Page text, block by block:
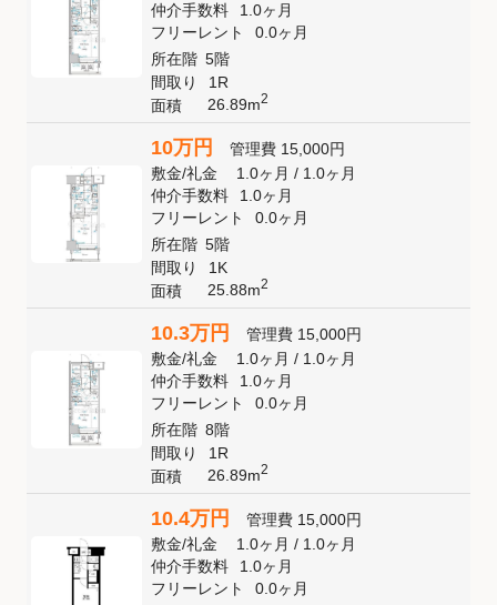
仲介手数料
1.0ヶ月
フリーレント
0.0ヶ月
所在階 5階
間取り
1R
面積
26.89m2
10万円 管理費 15,000円
敷金/礼金 1.0ヶ月/ 1.0ヶ月
仲介手数料
1.0ヶ月
フリーレント
0.0ヶ月
所在階 5階
間取り
1K
面積
25.88m2
10.3万円 管理費 15,000円
敷金/礼金 1.0ヶ月/ 1.0ヶ月
仲介手数料
1.0ヶ月
フリーレント
0.0ヶ月
所在階 8階
間取り
1R
面積
26.89m2
10.4万円 管理費 15,000円
敷金/礼金 1.0ヶ月/ 1.0ヶ月
仲介手数料
1.0ヶ月
フリーレント
0.0ヶ月